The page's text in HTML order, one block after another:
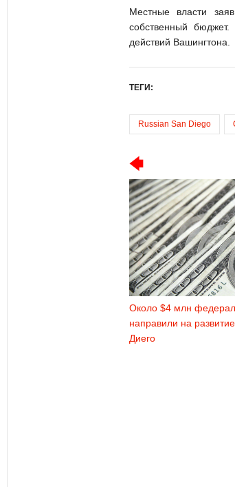
Местные власти
собственный
действий Вашингтона.
ТЕГИ:
Russian San Diego
Около $4 млн
направили на
Диего